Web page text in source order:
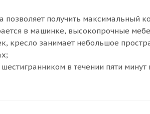
позволяет получить максимальный
в машинке, высокопрочные
кресло занимает небольшое
в течении пяти